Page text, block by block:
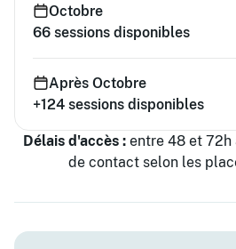
Octobre
66 sessions disponibles
Après Octobre
+124 sessions disponibles
Délais d'accès :entre 48 et 72h
de contact selon les